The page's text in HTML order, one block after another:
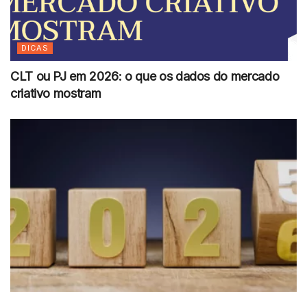
DICAS
CLT ou PJ em 2026: o que os dados do mercado
criativo mostram